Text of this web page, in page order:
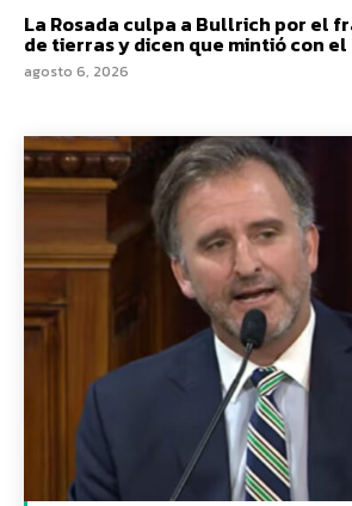
La Rosada culpa a Bullrich por el
de tierras y dicen que mintió con
agosto 6, 2026